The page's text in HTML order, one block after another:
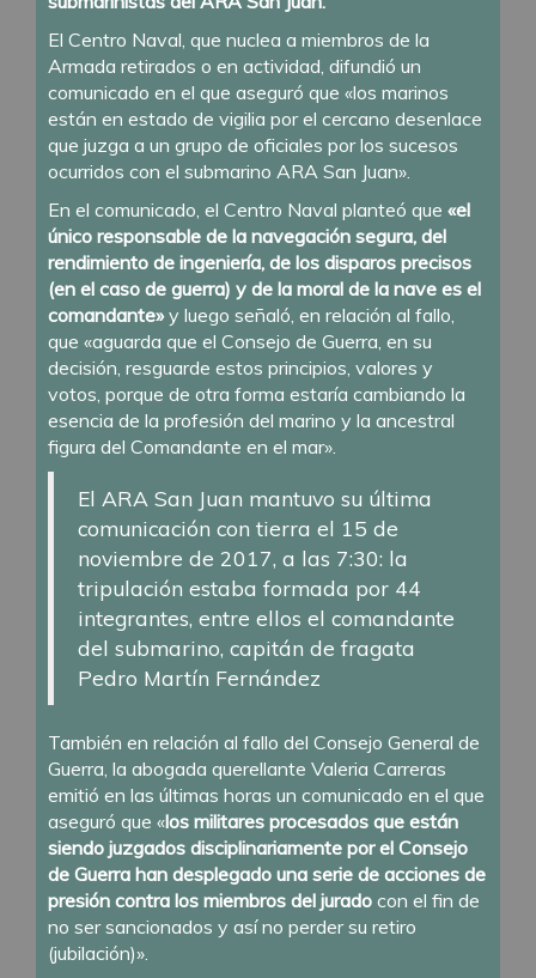
El Centro Naval, que nuclea a miembros de la
Armada retirados o en actividad, difundió un
comunicado en el que aseguró que «los marinos
están en estado de vigilia por el cercano desenlace
que juzga a un grupo de oficiales por los sucesos
ocurridos con el submarino ARA San Juan».
En el comunicado, el Centro Naval planteó que «el
único responsable de la navegación segura, del
rendimiento de ingeniería, de los disparos precisos
(en el caso de guerra) y de la moral de la nave es el
comandante»y luego señaló, en relación al fallo,
que «aguarda que el Consejo de Guerra, en su
decisión, resguarde estos principios, valores y
votos, porque de otra forma estaría cambiando la
esencia de la profesión del marino y la ancestral
figura del Comandante en el mar».
El ARA San Juan mantuvo su última
comunicación con tierra el 15 de
noviembre de 2017, a las 7:30: la
tripulación estaba formada por 44
integrantes, entre ellos el comandante
del submarino, capitán de fragata
Pedro Martín Fernández
También en relación al fallo del Consejo General de
Guerra, la abogada querellante Valeria Carreras
emitió en las últimas horas un comunicado en el que
aseguró que «los militares procesados que están
siendo juzgados disciplinariamente por el Consejo
de Guerra han desplegado una serie de acciones de
presión contra los miembros del jurado con el fin de
no ser sancionados y así no perder su retiro
(jubilación)».